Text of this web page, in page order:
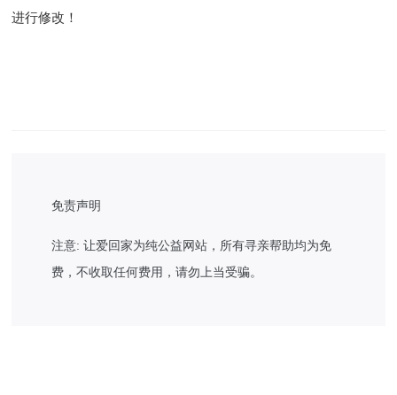
进行修改！
免责声明
注意: 让爱回家为纯公益网站，所有寻亲帮助均为免
费，不收取任何费用，请勿上当受骗。